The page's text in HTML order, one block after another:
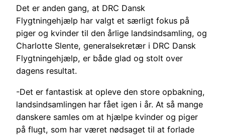
Det er anden gang, at DRC Dansk
Flygtningehjælp har valgt et særligt fokus på
piger og kvinder til den årlige landsindsamling, og
Charlotte Slente, generalsekretær i DRC Dansk
Flygtningehjælp, er både glad og stolt over
dagens resultat.
-Det er fantastisk at opleve den store opbakning,
landsindsamlingen har fået igen i år. At så mange
danskere samles om at hjælpe kvinder og piger
på flugt, som har været nødsaget til at forlade